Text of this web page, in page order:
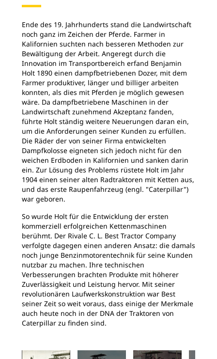
Ende des 19. Jahrhunderts stand die Landwirtschaft
noch ganz im Zeichen der Pferde. Farmer in
Kalifornien suchten nach besseren Methoden zur
Bewältigung der Arbeit. Angeregt durch die
Innovation im Transportbereich erfand Benjamin
Holt 1890 einen dampfbetriebenen Dozer, mit dem
Farmer produktiver, länger und billiger arbeiten
konnten, als dies mit Pferden je möglich gewesen
wäre. Da dampfbetriebene Maschinen in der
Landwirtschaft zunehmend Akzeptanz fanden,
führte Holt ständig weitere Neuerungen daran ein,
um die Anforderungen seiner Kunden zu erfüllen.
Die Räder der von seiner Firma entwickelten
Dampfkolosse eigneten sich jedoch nicht für den
weichen Erdboden in Kalifornien und sanken darin
ein. Zur Lösung des Problems rüstete Holt im Jahr
1904 einen seiner alten Radtraktoren mit Ketten aus,
und das erste Raupenfahrzeug (engl. "Caterpillar")
war geboren.
So wurde Holt für die Entwicklung der ersten
kommerziell erfolgreichen Kettenmaschinen
berühmt. Der Rivale C. L. Best Tractor Company
verfolgte dagegen einen anderen Ansatz: die damals
noch junge Benzinmotorentechnik für seine Kunden
nutzbar zu machen. Ihre technischen
Verbesserungen brachten Produkte mit höherer
Zuverlässigkeit und Leistung hervor. Mit seiner
revolutionären Laufwerkskonstruktion war Best
seiner Zeit so weit voraus, dass einige der Merkmale
auch heute noch in der DNA der Traktoren von
Caterpillar zu finden sind.